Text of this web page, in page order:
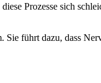
Prozesse sich
führt dazu, dass